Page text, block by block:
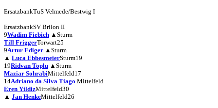
ErsatzbankTuS Velmede/Bestwig I
ErsatzbankSV Brilon II
9Wadim Fiebich ▲ Sturm
Till FriggerTorwart25
9Artur Ediger ▲ Sturm
▲ Luca EbbesmeierSturm19
19Ridvan Toplu ▲ Sturm
Maziar SohrabiMittelfeld17
14Adriano da Silva Tiago Mittelfeld
Eren YildizMittelfeld30
▲ Jan HenkeMittelfeld26